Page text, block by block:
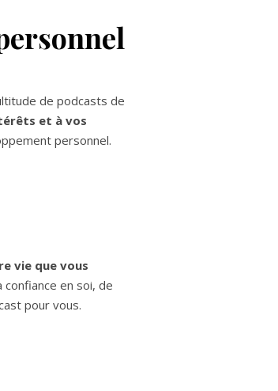
de podcasts de
et à vos
personnel.
vie que vous
confiance en soi, de
pour vous.